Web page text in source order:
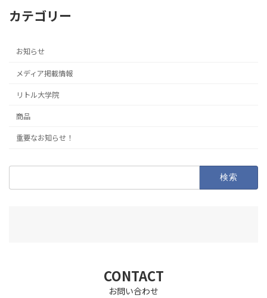
カテゴリー
お知らせ
メディア掲載情報
リトル大学院
商品
重要なお知らせ！
検
CONTACT
お問い合わせ